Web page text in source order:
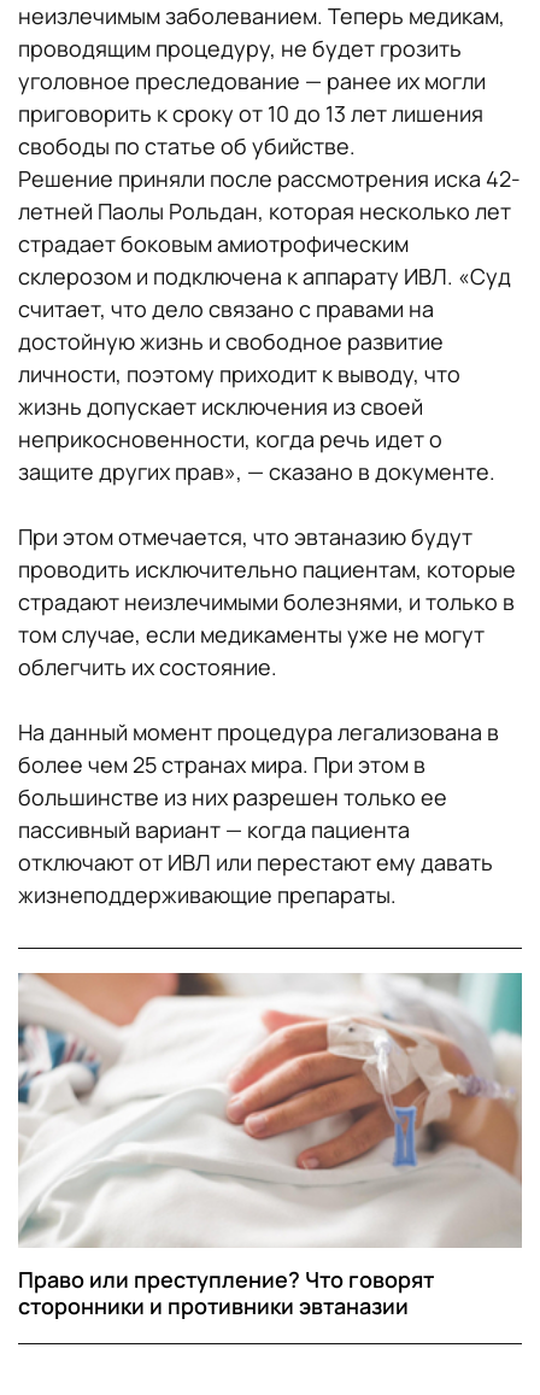
неизлечимым заболеванием. Теперь медикам,
проводящим процедуру, не будет грозить
уголовное преследование — ранее их могли
приговорить к сроку от 10 до 13 лет лишения
свободы по статье об убийстве.
Решение приняли после рассмотрения иска 42-
летней Паолы Рольдан, которая несколько лет
страдает боковым амиотрофическим
склерозом и подключена к аппарату ИВЛ. «Суд
считает, что дело связано с правами на
достойную жизнь и свободное развитие
личности, поэтому приходит к выводу, что
жизнь допускает исключения из своей
неприкосновенности, когда речь идет о
защите других прав», — сказано в документе.
При этом отмечается, что эвтаназию будут
проводить исключительно пациентам, которые
страдают неизлечимыми болезнями, и только в
том случае, если медикаменты уже не могут
облегчить их состояние.
На данный момент процедура легализована в
более чем 25 странах мира. При этом в
большинстве из них разрешен только ее
пассивный вариант — когда пациента
отключают от ИВЛ или перестают ему давать
жизнеподдерживающие препараты.
Право или преступление? Что говорят
сторонники и противники эвтаназии